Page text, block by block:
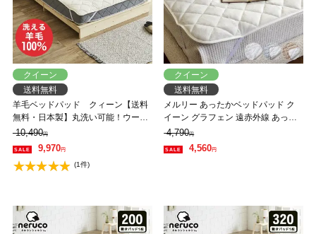
クイーン
送料無料
羊毛ベッドパッド クィーン【送料
無料・日本製】丸洗い可能！ウール
100％使用の消臭ウールベッドパッ
ド・クィーン
10,490円
9,970円
(1件)
クイーン
送料無料
メルリー あったかベッドパッド ク
イーン グラフェン 遠赤外線 あった
かベッドパッド 敷パッド 敷きパッ
ト 静電気防止 抗菌 防ダニ ベッドパ
ッド 冬用
4,790円
4,560円